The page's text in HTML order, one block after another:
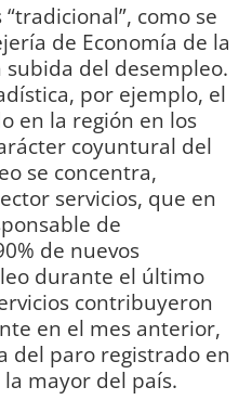
como se
de Economía de la
subida del desempleo.
por ejemplo, el
en la región en los
coyuntural del
se concentra,
servicios, que en
de
de nuevos
durante el último
contribuyeron
en el mes anterior,
del paro registrado en
mayor del país.